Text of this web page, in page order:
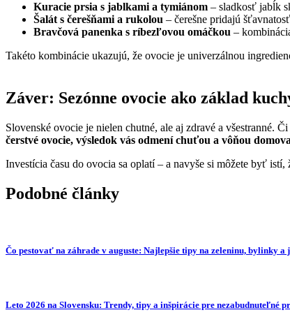
Kuracie prsia s jablkami a tymiánom – sladkosť jabĺk
Šalát s čerešňami a rukolou – čerešne pridajú
Bravčová panenka s ríbezľovou omáčkou –
Takéto kombinácie ukazujú, že ovocie je univerzálnou
Záver: Sezónne ovocie ako základ
Slovenské ovocie je nielen chutné, ale aj zdravé a všestranné.
čerstvé ovocie, výsledok vás odmení chuťou a vôňou
Investícia času do ovocia sa oplatí – a navyše si môžete byť
Podobné články
Čo pestovať na záhrade v auguste: Najlepšie tipy na zeleninu, bylinky a
Leto 2026 na Slovensku: Trendy, tipy a inšpirácie pre nezabudnuteľné